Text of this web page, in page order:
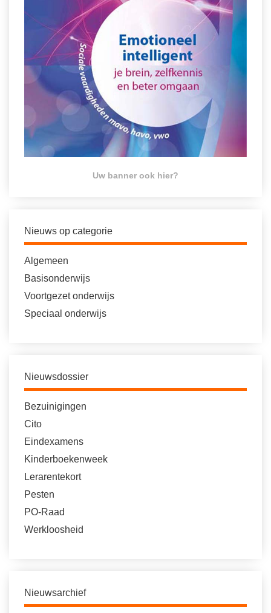
Uw banner ook hier?
Nieuws op categorie
Algemeen
Basisonderwijs
Voortgezet onderwijs
Speciaal onderwijs
Nieuwsdossier
Bezuinigingen
Cito
Eindexamens
Kinderboekenweek
Lerarentekort
Pesten
PO-Raad
Werkloosheid
Nieuwsarchief